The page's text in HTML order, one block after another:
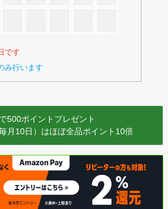
です
行います
500ポイントプレゼント
月10日）はほぼ全品ポイント10倍